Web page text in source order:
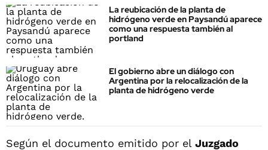
La reubicación de la planta de
hidrógeno verde en Paysandú aparece
como una respuesta también al
portland
El gobierno abre un diálogo con
Argentina por la relocalización de la
planta de hidrógeno verde
Según el documento emitido por el Juzgado